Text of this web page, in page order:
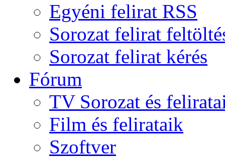
Egyéni felirat RSS
Sorozat felirat
Sorozat felirat kérés
Fórum
TV Sorozat és
Film és felirataik
Szoftver